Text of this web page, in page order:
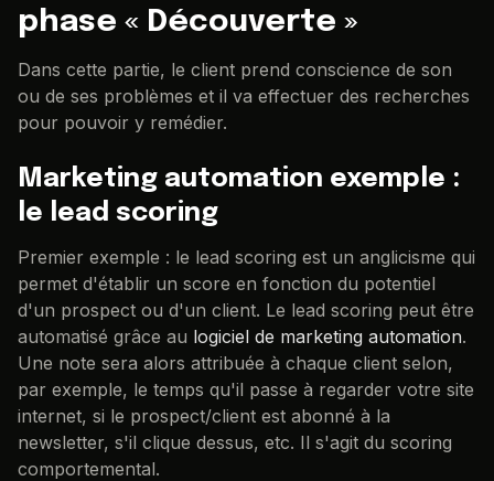
phase « Découverte »
Dans cette partie, le client prend conscience de son
ou de ses problèmes et il va effectuer des recherches
pour pouvoir y remédier.
Marketing automation exemple :
le lead scoring
Premier exemple : le lead scoring est un anglicisme qui
permet d'établir un score en fonction du potentiel
d'un prospect ou d'un client. Le lead scoring peut être
automatisé grâce au logiciel de marketing automation.
Une note sera alors attribuée à chaque client selon,
par exemple, le temps qu'il passe à regarder votre site
internet, si le prospect/client est abonné à la
newsletter, s'il clique dessus, etc. Il s'agit du scoring
comportemental.